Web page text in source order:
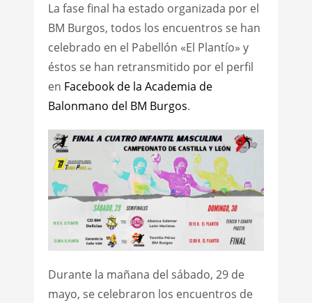
La fase final ha estado organizada por el
BM Burgos, todos los encuentros se han
celebrado en el Pabellón «El Plantío» y
éstos se han retransmitido por el perfil
en Facebook de la Academia de
Balonmano del BM Burgos.
Durante la mañana del sábado, 29 de
mayo, se celebraron los encuentros de